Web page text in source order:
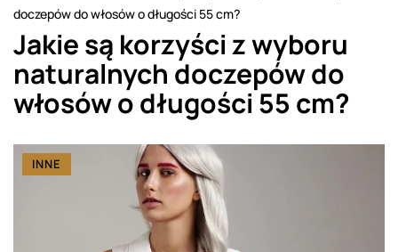
doczepów do włosów o długości 55 cm?
Jakie są korzyści z wyboru
naturalnych doczepów do
włosów o długości 55 cm?
INNE